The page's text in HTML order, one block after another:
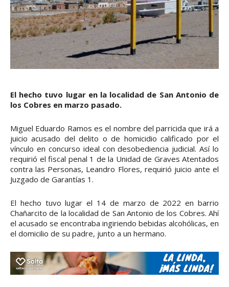
El hecho tuvo lugar en la localidad de San Antonio de
los Cobres en marzo pasado.
Miguel Eduardo Ramos es el nombre del parricida que irá a
juicio acusado del delito o de homicidio calificado por el
vínculo en concurso ideal con desobediencia judicial. Así lo
requirió el fiscal penal 1 de la Unidad de Graves Atentados
contra las Personas, Leandro Flores, requirió juicio ante el
Juzgado de Garantías 1.
El hecho tuvo lugar el 14 de marzo de 2022 en barrio
Chañarcito de la localidad de San Antonio de los Cobres. Ahí
el acusado se encontraba ingiriendo bebidas alcohólicas, en
el domicilio de su padre, junto a un hermano.